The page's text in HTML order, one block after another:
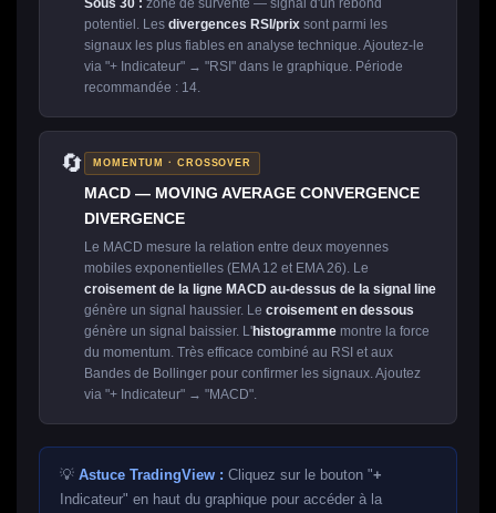
potentiel. Les divergences RSI/prix sont parmi les
signaux les plus fiables en analyse technique. Ajoutez-le
via "+ Indicateur" → "RSI" dans le graphique. Période
recommandée : 14.
🔄 MOMENTUM · CROSSOVER
MACD — MOVING AVERAGE CONVERGENCE
DIVERGENCE
Le MACD mesure la relation entre deux moyennes
mobiles exponentielles (EMA 12 et EMA 26). Le
croisement de la ligne MACD au-dessus de la signal line
génère un signal haussier. Le croisement en dessous
génère un signal baissier. L'histogramme montre la force
du momentum. Très efficace combiné au RSI et aux
Bandes de Bollinger pour confirmer les signaux. Ajoutez
via "+ Indicateur" → "MACD".
💡 Astuce TradingView : Cliquez sur le bouton "+
Indicateur" en haut du graphique pour accéder à la